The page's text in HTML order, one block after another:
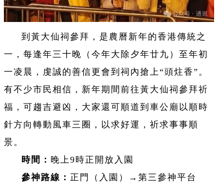
到黃大仙祠參拜，是農曆新年的香港傳統之
一，每逢年三十晚（今年大除夕年廿九）至年初
一凌晨，虔誠的善信更會到祠內搶上“頭炷香”。
有不少市民相信，新年期間前往黃大仙祠參拜祈
福，可趨吉避凶，大家還可順道到車公廟以順時
針方向轉動風車三圈，以求好運，祈求事事順
景。
時間 ： 晚上9時正開放入園
參神路線： 正門（入園）→第三參神平台